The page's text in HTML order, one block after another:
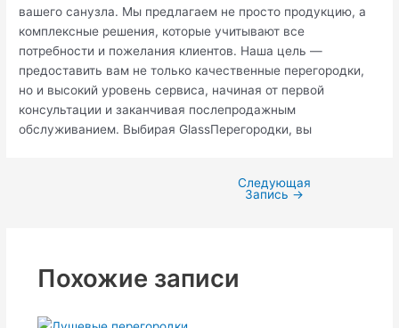
вашего санузла. Мы предлагаем не просто продукцию, а
комплексные решения, которые учитывают все
потребности и пожелания клиентов. Наша цель —
предоставить вам не только качественные перегородки,
но и высокий уровень сервиса, начиная от первой
консультации и заканчивая послепродажным
обслуживанием. Выбирая GlassПерегородки, вы
Следующая
Запись →
Похожие записи